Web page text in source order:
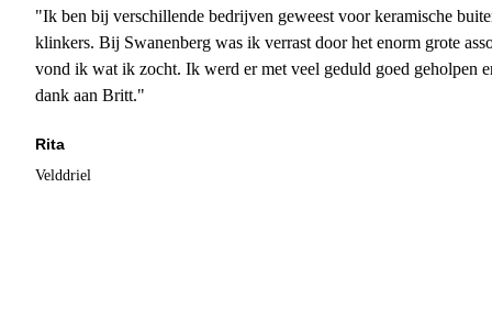
"Ik ben bij verschillende bedrijven geweest voor keramische
klinkers. Bij Swanenberg was ik verrast door het enorm grote
vond ik wat ik zocht. Ik werd er met veel geduld goed geholpen
dank aan Britt."
Rita
Velddriel